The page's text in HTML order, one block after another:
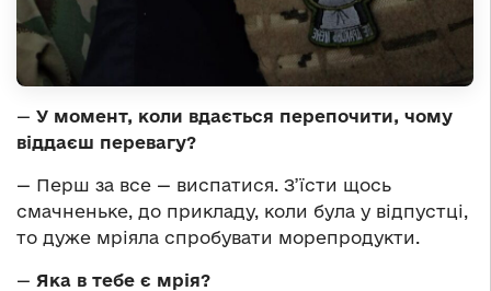
— У момент, коли вдається перепочити, чому
віддаєш перевагу?
— Перш за все — виспатися. З’їсти щось
смачненьке, до прикладу, коли була у відпустці,
то дуже мріяла спробувати морепродукти.
— Яка в тебе є мрія?